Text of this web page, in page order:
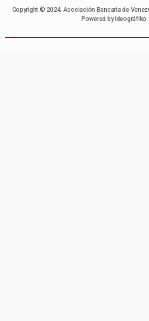
Copyright © 2024. Asociación Bancaria de
Powered by Ideográfiko